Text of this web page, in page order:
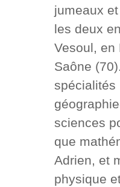
jumeaux
les deux
Vesoul, en
Saône
spécialités
sciences
que
Adrien, et
physique